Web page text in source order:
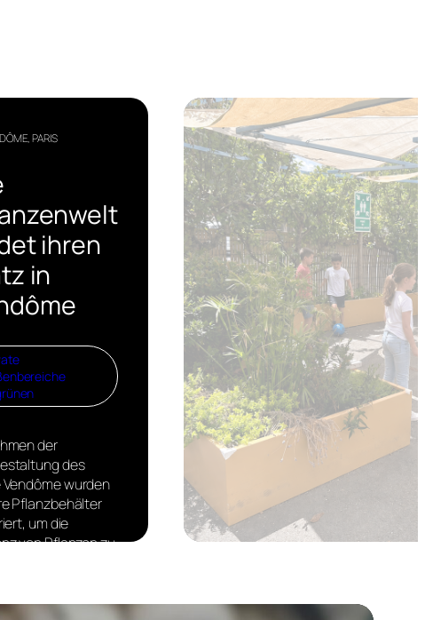
PARIS
ihren
in
der
des
Vendôme wurden
Pflanzbehälter
um die
von Pflanzen zu
zwischen